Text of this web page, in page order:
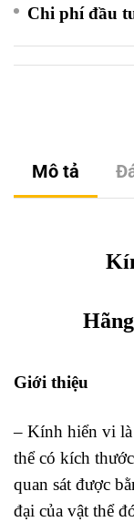
Chi phí đầu
Mô tả
Giới thiệu
– Kính hiển vi là
thể có kích
quan sát được
đại của vật thể